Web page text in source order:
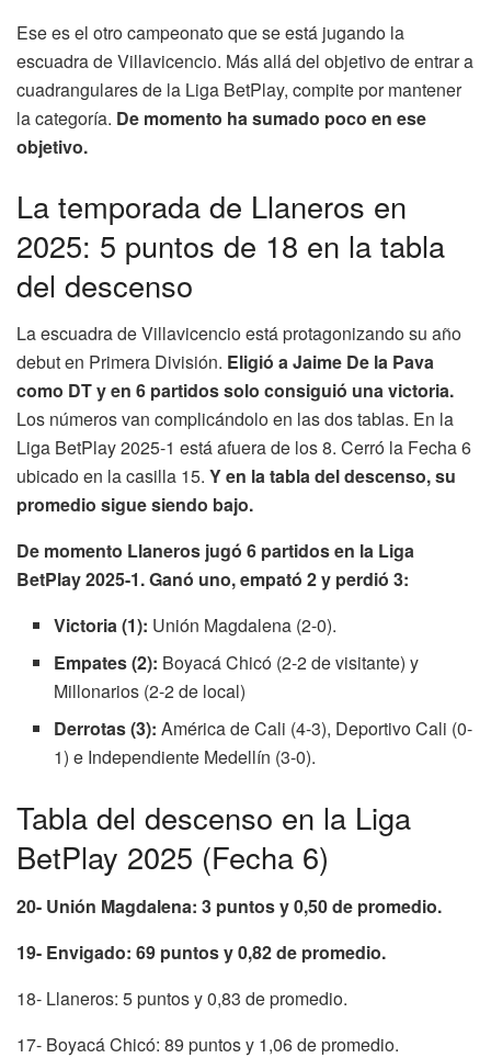
Ese es el otro campeonato que se está jugando la
escuadra de Villavicencio. Más allá del objetivo de entrar a
cuadrangulares de la Liga BetPlay, compite por mantener
la categoría. De momento ha sumado poco en ese
objetivo.
La temporada de Llaneros en
2025: 5 puntos de 18 en la tabla
del descenso
La escuadra de Villavicencio está protagonizando su año
debut en Primera División. Eligió a Jaime De la Pava
como DT y en 6 partidos solo consiguió una victoria.
Los números van complicándolo en las dos tablas. En la
Liga BetPlay 2025-1 está afuera de los 8. Cerró la Fecha 6
ubicado en la casilla 15. Y en la tabla del descenso, su
promedio sigue siendo bajo.
De momento Llaneros jugó 6 partidos en la Liga
BetPlay 2025-1. Ganó uno, empató 2 y perdió 3:
Victoria (1): Unión Magdalena (2-0).
Empates (2): Boyacá Chicó (2-2 de visitante) y
Millonarios (2-2 de local)
Derrotas (3): América de Cali (4-3), Deportivo Cali (0-
1) e Independiente Medellín (3-0).
Tabla del descenso en la Liga
BetPlay 2025 (Fecha 6)
20- Unión Magdalena: 3 puntos y 0,50 de promedio.
19- Envigado: 69 puntos y 0,82 de promedio.
18- Llaneros: 5 puntos y 0,83 de promedio.
17- Boyacá Chicó: 89 puntos y 1,06 de promedio.